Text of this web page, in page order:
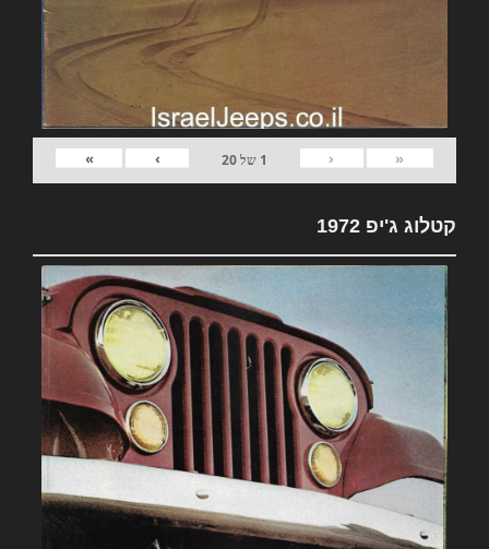
«
‹
1 של20
›
»
קטלוג ג'יפ 1972